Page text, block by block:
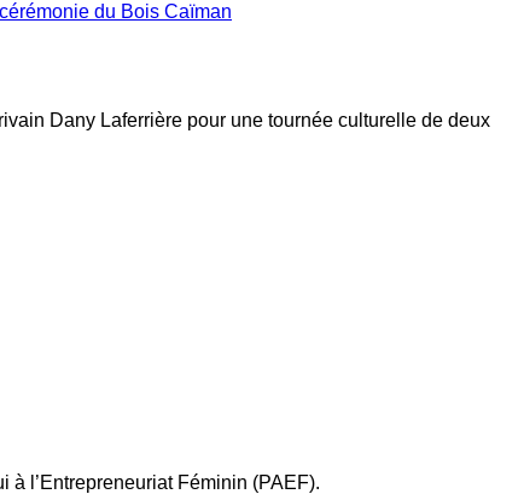
du Bois Caïman
Dany Laferrière pour une tournée culturelle de deux
à l’Entrepreneuriat Féminin (PAEF).